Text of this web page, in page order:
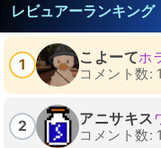
レビュアーランキング
1 こよーてホ
コメント数:
2 アニサキス
コメント数: